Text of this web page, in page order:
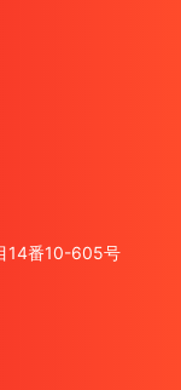
14番10-605号